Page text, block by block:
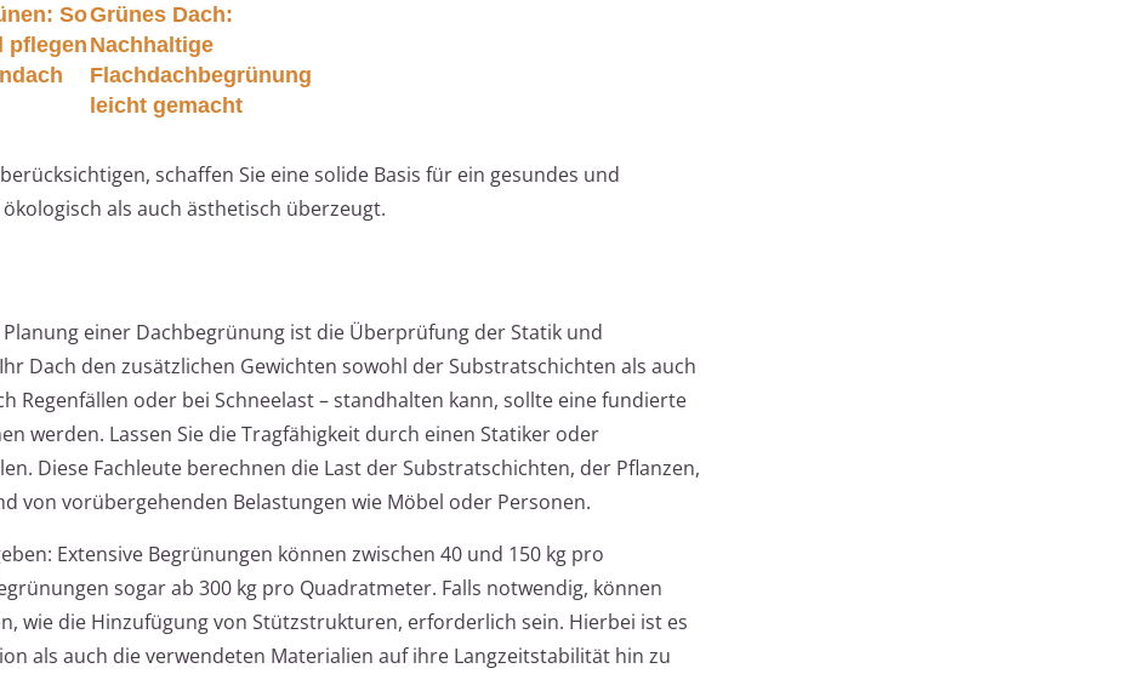
So
pflegen
Grünes Dach:
Nachhaltige
Flachdachbegrünung
leicht gemacht
schaffen Sie eine solide Basis für ein gesundes und
als auch ästhetisch überzeugt.
einer Dachbegrünung ist die Überprüfung der Statik und
Dach den zusätzlichen Gewichten sowohl der Substratschichten als auch
Regenfällen oder bei Schneelast – standhalten kann, sollte eine fundierte
werden. Lassen Sie die Tragfähigkeit durch einen Statiker oder
Diese Fachleute berechnen die Last der Substratschichten, der Pflanzen,
von vorübergehenden Belastungen wie Möbel oder Personen.
Extensive Begrünungen können zwischen 40 und 150 kg pro
sogar ab 300 kg pro Quadratmeter. Falls notwendig, können
wie die Hinzufügung von Stützstrukturen, erforderlich sein. Hierbei ist es
als auch die verwendeten Materialien auf ihre Langzeitstabilität hin zu